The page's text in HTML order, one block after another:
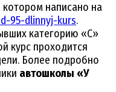
котором написано на
95-dlinnyj-kurs.
категорию «С»
курс проходится
Более подробно
автошколы «У